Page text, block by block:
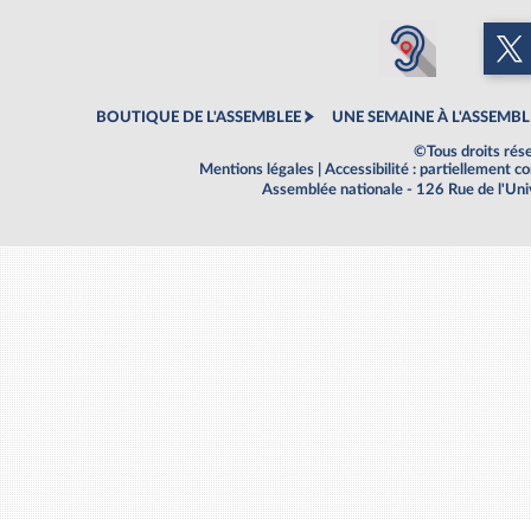
BOUTIQUE DE L'ASSEMBLEE UNE SEMAINE À
©Tous droits
Mentions légales
Accessibilité : partiellement
Assemblée nationale - 126 Rue de